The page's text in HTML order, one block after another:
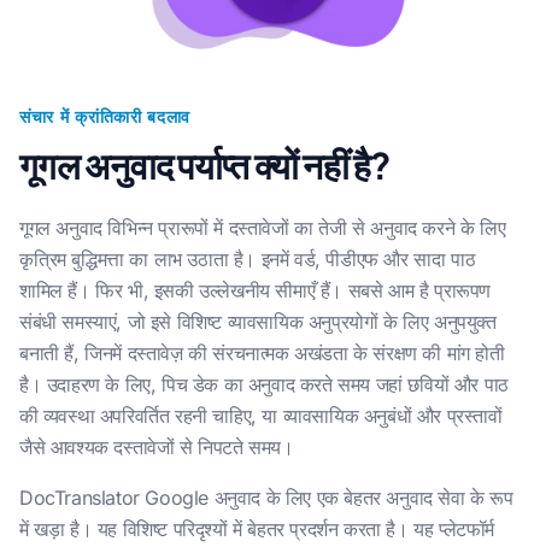
संचार में क्रांतिकारी बदलाव
गूगल अनुवाद पर्याप्त क्यों नहीं है?
गूगल अनुवाद विभिन्न प्रारूपों में दस्तावेजों का तेजी से अनुवाद करने के लिए
कृत्रिम बुद्धिमत्ता का लाभ उठाता है। इनमें वर्ड, पीडीएफ और सादा पाठ
शामिल हैं। फिर भी, इसकी उल्लेखनीय सीमाएँ हैं। सबसे आम है प्रारूपण
संबंधी समस्याएं, जो इसे विशिष्ट व्यावसायिक अनुप्रयोगों के लिए अनुपयुक्त
बनाती हैं, जिनमें दस्तावेज़ की संरचनात्मक अखंडता के संरक्षण की मांग होती
है। उदाहरण के लिए, पिच डेक का अनुवाद करते समय जहां छवियों और पाठ
की व्यवस्था अपरिवर्तित रहनी चाहिए, या व्यावसायिक अनुबंधों और प्रस्तावों
जैसे आवश्यक दस्तावेजों से निपटते समय।
DocTranslator Google अनुवाद के लिए एक बेहतर अनुवाद सेवा के रूप
में खड़ा है। यह विशिष्ट परिदृश्यों में बेहतर प्रदर्शन करता है। यह प्लेटफॉर्म